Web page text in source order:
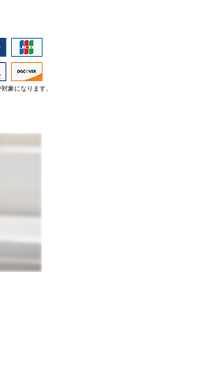
象になります。